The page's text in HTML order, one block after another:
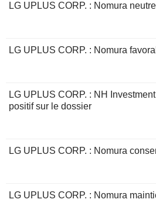
LG UPLUS CORP. : Nomura
LG UPLUS CORP. : Nomura
LG UPLUS CORP. : NH
positif sur le dossier
LG UPLUS CORP. : Nomura
LG UPLUS CORP. : Nomura